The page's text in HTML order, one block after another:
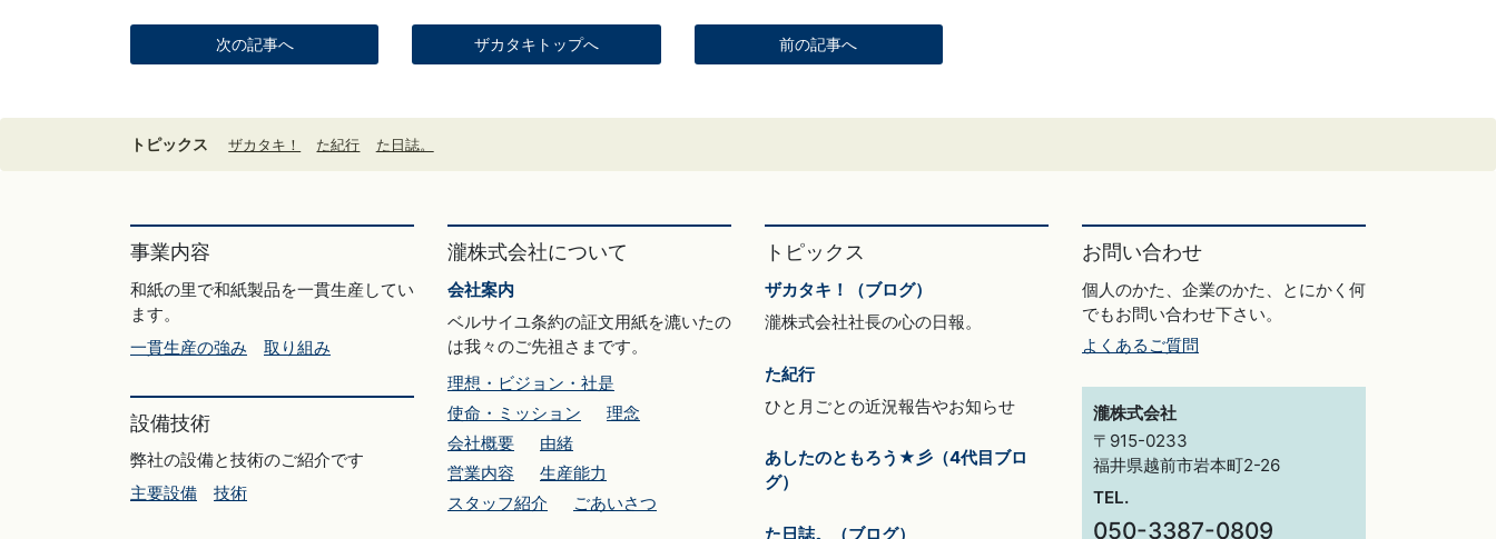
次の記事へ ザカタキトップへ 前の記事へ
トピックス ザカタキ！ た紀行 た日誌。
事業内容
和紙の里で和紙製品を一貫生産してい
ます。
一貫生産の強み
取り組み
設備技術
弊社の設備と技術のご紹介です
主要設備
技術
瀧株式会社について
会社案内
ベルサイユ条約の証文用紙を漉いたの
は我々のご先祖さまです。
理想・ビジョン・社是
使命・ミッション
理念
会社概要
由緒
営業内容
生産能力
スタッフ紹介
ごあいさつ
トピックス
ザカタキ！（ブログ）
瀧株式会社社長の心の日報。
た紀行
ひと月ごとの近況報告やお知らせ
あしたのともろう★彡（4代目ブロ
グ）
た日誌。（ブログ）
お問い合わせ
個人のかた、企業のかた、とにかく何
でもお問い合わせ下さい。
よくあるご質問
瀧株式会社
〒915-0233
福井県越前市岩本町2-26
TEL.
050-3387-0809